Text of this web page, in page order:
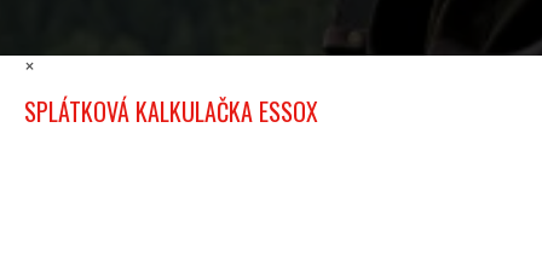
×
SPLÁTKOVÁ KALKULAČKA ESSOX